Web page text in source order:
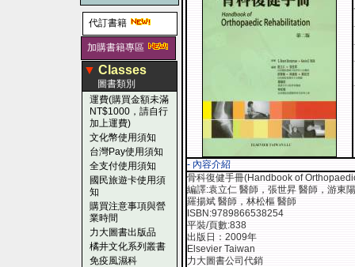
代訂書籍
加購書籍專區
▼ Classes
圖書類別
運費(購買金額未滿
NT$1000，請自行
加上運費)
文化幣使用須知
台灣Pay使用須知
全支付使用須知
國民旅遊卡使用須
知
購買注意事項與營
業時間
力大圖書出版品
橘井文化系列叢書
免疫風濕科
- 內容介紹
骨科復健手冊(Handbook of
編譯:袁立仁 醫師，張世昇 醫師，游東
羅揚斌 醫師，林松樞 醫師
ISBN:9789866538254
平裝/頁數:838
出版日：2009年
Elsevier Taiwan
力大圖書公司代銷